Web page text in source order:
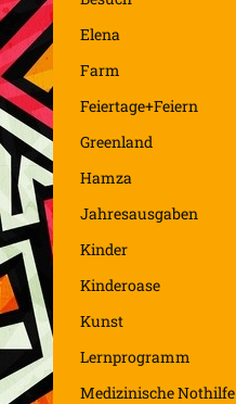
Elena
Farm
Feiertage+Feiern
Greenland
Hamza
Jahresausgaben
Kinder
Kinderoase
Kunst
Lernprogramm
Medizinische Nothilfe